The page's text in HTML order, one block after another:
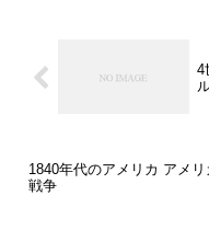
4
1840年代のアメリカ アメ
戦争